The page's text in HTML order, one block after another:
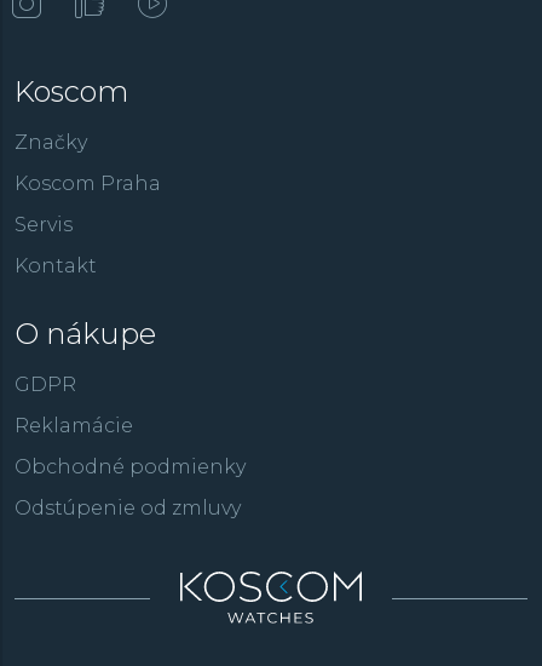
Koscom
Značky
Koscom Praha
Servis
Kontakt
O nákupe
GDPR
Reklamácie
Obchodné podmienky
Odstúpenie od zmluvy